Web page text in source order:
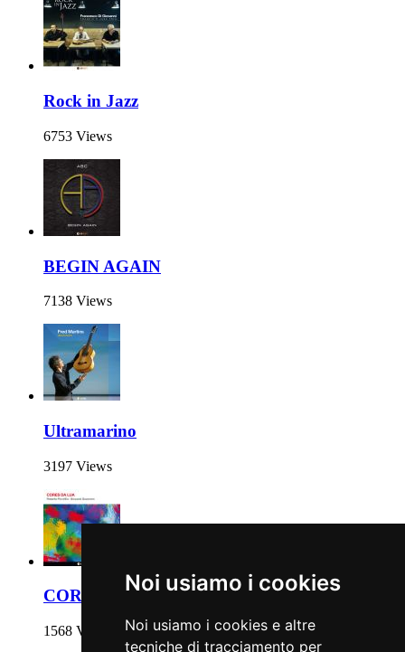
Noi usiamo i cookies
Noi usiamo i cookies e altre
tecniche di tracciamento per
Rock in Jazz
6753 Views
BEGIN AGAIN
7138 Views
Ultramarino
3197 Views
CORES DA LUA
1568 Views